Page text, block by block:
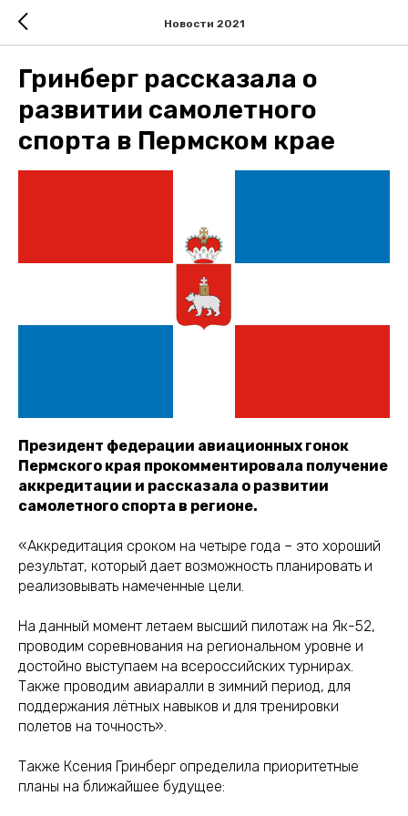
Новости 2021
Гринберг рассказала о
развитии самолетного
спорта в Пермском крае
Президент федерации авиационных гонок
Пермского края прокомментировала получение
аккредитации и рассказала о развитии
самолетного спорта в регионе.
«Аккредитация сроком на четыре года – это хороший
результат, который дает возможность планировать и
реализовывать намеченные цели.
На данный момент летаем высший пилотаж на Як-52,
проводим соревнования на региональном уровне и
достойно выступаем на всероссийских турнирах.
Также проводим авиаралли в зимний период, для
поддержания лётных навыков и для тренировки
полетов на точность».
Также Ксения Гринберг определила приоритетные
планы на ближайшее будущее: